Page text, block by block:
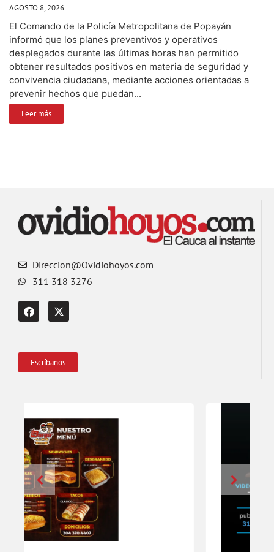
AGOSTO 8, 2026
El Comando de la Policía Metropolitana de Popayán
informó que los planes preventivos y operativos
desplegados durante las últimas horas han permitido
obtener resultados positivos en materia de seguridad y
convivencia ciudadana, mediante acciones orientadas a
prevenir hechos que puedan...
Leer más
Direccion@Ovidiohoyos.com
311 318 3276
Escríbanos